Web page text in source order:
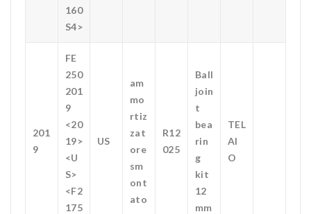
160
S4>
201
9
FE
250
201
9
<20
19>
<U
S>
<F2
175
US
am
mo
rtiz
zat
ore
sm
ont
ato
R12
025
Ball
join
t
bea
rin
g
kit
12
mm
TEL
AI
O